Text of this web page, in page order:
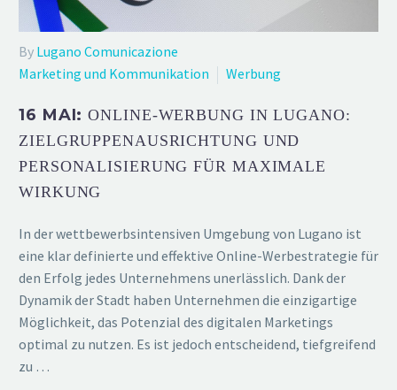
By Lugano Comunicazione
Marketing und Kommunikation
Werbung
16 MAI:ONLINE-WERBUNG IN LUGANO:
ZIELGRUPPENAUSRICHTUNG UND
PERSONALISIERUNG FÜR MAXIMALE
WIRKUNG
In der wettbewerbsintensiven Umgebung von Lugano ist
eine klar definierte und effektive Online-Werbestrategie für
den Erfolg jedes Unternehmens unerlässlich. Dank der
Dynamik der Stadt haben Unternehmen die einzigartige
Möglichkeit, das Potenzial des digitalen Marketings
optimal zu nutzen. Es ist jedoch entscheidend, tiefgreifend
zu …